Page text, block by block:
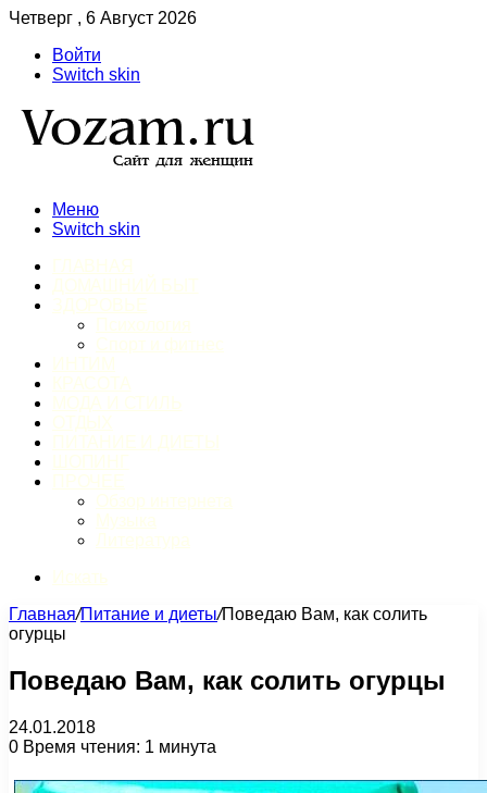
Четверг , 6 Август 2026
Войти
Switch skin
Меню
Switch skin
Главная/Питание и диеты/Поведаю Вам, как солить
огурцы
Поведаю Вам, как солить огурцы
24.01.2018
0 Время чтения: 1 минута